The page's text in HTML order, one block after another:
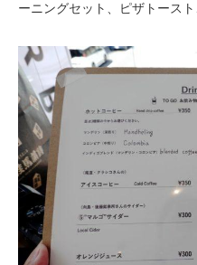
ーニングセット、ピザトースト